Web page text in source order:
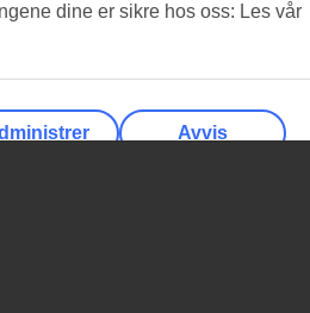
dine er sikre hos oss: Les vår
Avvis